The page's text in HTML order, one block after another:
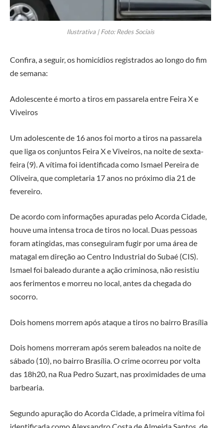
Ilustrativa | Foto: Redes Sociais
Confira, a seguir, os homicídios registrados ao longo do fim
de semana:
Adolescente é morto a tiros em passarela entre Feira X e
Viveiros
Um adolescente de 16 anos foi morto a tiros na passarela
que liga os conjuntos Feira X e Viveiros, na noite de sexta-
feira (9). A vítima foi identificada como Ismael Pereira de
Oliveira, que completaria 17 anos no próximo dia 21 de
fevereiro.
De acordo com informações apuradas pelo Acorda Cidade,
houve uma intensa troca de tiros no local. Duas pessoas
foram atingidas, mas conseguiram fugir por uma área de
matagal em direção ao Centro Industrial do Subaé (CIS).
Ismael foi baleado durante a ação criminosa, não resistiu
aos ferimentos e morreu no local, antes da chegada do
socorro.
Dois homens morrem após ataque a tiros no bairro Brasília
Dois homens morreram após serem baleados na noite de
sábado (10), no bairro Brasília. O crime ocorreu por volta
das 18h20, na Rua Pedro Suzart, nas proximidades de uma
barbearia.
Segundo apuração do Acorda Cidade, a primeira vítima foi